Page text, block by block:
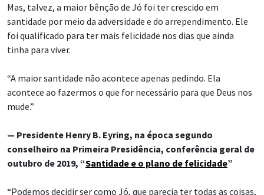
Mas, talvez, a maior bênção de Jó foi ter crescido em
santidade por meio da adversidade e do arrependimento. Ele
foi qualificado para ter mais felicidade nos dias que ainda
tinha para viver.
“A maior santidade não acontece apenas pedindo. Ela
acontece ao fazermos o que for necessário para que Deus nos
mude.”
— Presidente Henry B. Eyring, na época segundo
conselheiro na Primeira Presidência, conferência geral de
outubro de 2019, “Santidade e o plano de felicidade”
“Podemos decidir ser como Jó, que parecia ter todas as coisas,